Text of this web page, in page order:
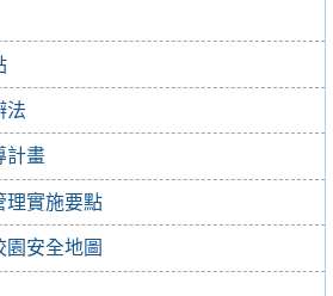
法
計畫
理實施要點
安全地圖